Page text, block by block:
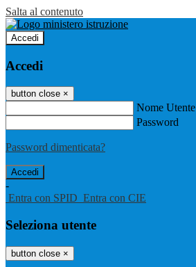
Salta al contenuto
Accedi
Accedi
button close ×
Nome Utente
Password
Password dimenticata?
-
Entra con SPID Entra con CIE
Seleziona utente
button close ×